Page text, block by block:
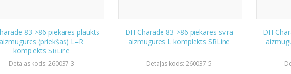
83->86 piekares plaukts
aizmugures (priekšas) L=R
komplekts SRLine
Detaļas kods: 260037-3
DH Charade 83->86 piekares svira
aizmugures L komplekts SRLine
Detaļas kods: 260037-5
DH